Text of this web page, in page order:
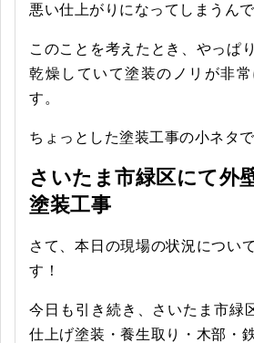
悪い仕上がりになってしまうんで
このことを考えたとき、やっぱ
乾燥していて塗装のノリが非
す。
ちょっとした塗装工事の小ネタで
さいたま市緑区にて外
塗装工事
さて、本日の現場の状況につい
す！
今日も引き続き、さいたま市緑
仕上げ塗装・養生取り・木部・